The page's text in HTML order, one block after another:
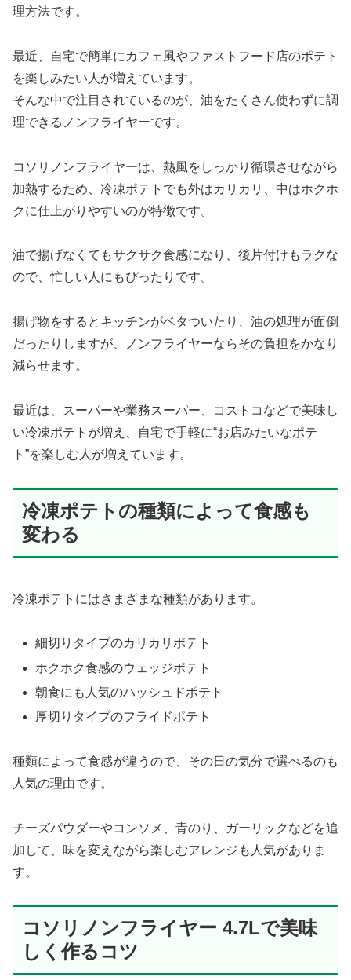
理方法です。
最近、自宅で簡単にカフェ風やファストフード店のポテト
を楽しみたい人が増えています。
そんな中で注目されているのが、油をたくさん使わずに調
理できるノンフライヤーです。
コソリノンフライヤーは、熱風をしっかり循環させながら
加熱するため、冷凍ポテトでも外はカリカリ、中はホクホ
クに仕上がりやすいのが特徴です。
油で揚げなくてもサクサク食感になり、後片付けもラクな
ので、忙しい人にもぴったりです。
揚げ物をするとキッチンがベタついたり、油の処理が面倒
だったりしますが、ノンフライヤーならその負担をかなり
減らせます。
最近は、スーパーや業務スーパー、コストコなどで美味し
い冷凍ポテトが増え、自宅で手軽に“お店みたいなポテ
ト”を楽しむ人が増えています。
冷凍ポテトの種類によって食感も
変わる
冷凍ポテトにはさまざまな種類があります。
細切りタイプのカリカリポテト
ホクホク食感のウェッジポテト
朝食にも人気のハッシュドポテト
厚切りタイプのフライドポテト
種類によって食感が違うので、その日の気分で選べるのも
人気の理由です。
チーズパウダーやコンソメ、青のり、ガーリックなどを追
加して、味を変えながら楽しむアレンジも人気がありま
す。
コソリノンフライヤー 4.7Lで美味
しく作るコツ